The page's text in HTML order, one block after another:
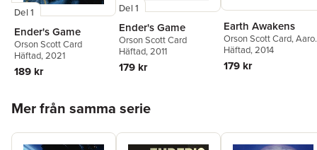
Del 1
Ender's Game
Orson Scott Card
Häftad, 2021
189 kr
Del 1
Ender's Game
Orson Scott Card
Häftad, 2011
179 kr
Earth Awakens
Orson Scott Card,
Johnston
Häftad, 2014
179 kr
Mer från samma serie